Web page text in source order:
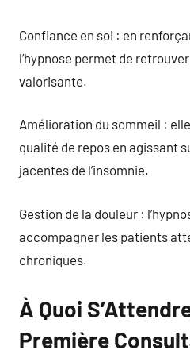
Confiance en soi : en
l’hypnose permet de
valorisante.
Amélioration du sommeil :
qualité de repos en agissant
jacentes de l’insomnie.
Gestion de la douleur :
accompagner les patients
chroniques.
À Quoi
Première